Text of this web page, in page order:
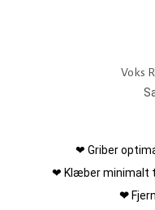
Voks
❤ Griber
❤ Klæber minimalt
❤